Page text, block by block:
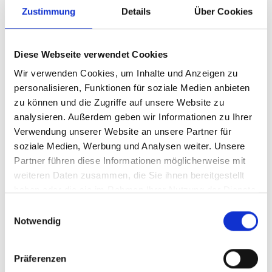
Zustimmung Details Über Cookies
Diese Webseite verwendet Cookies
Wir verwenden Cookies, um Inhalte und Anzeigen zu
personalisieren, Funktionen für soziale Medien anbieten
zu können und die Zugriffe auf unsere Website zu
analysieren. Außerdem geben wir Informationen zu Ihrer
Verwendung unserer Website an unsere Partner für
soziale Medien, Werbung und Analysen weiter. Unsere
Partner führen diese Informationen möglicherweise mit
weiteren Daten zusammen, die Sie ihnen bereitgestellt
Notwendig
Präferenzen
Heatsink SNK-P0018
Produktnummer:
AS-SNK-P0018
EAN:
672042630684
Hersteller-Nr.:
SNK-P0018
Hersteller:
SUPERMICRO
Verfügbarkeit:
Nicht lagernd
Lieferzeit:
Nicht mehr verfügbar
Preis auf Anfrage
Application: 2U+ DP Server, Socket Type: LGA771, CPU